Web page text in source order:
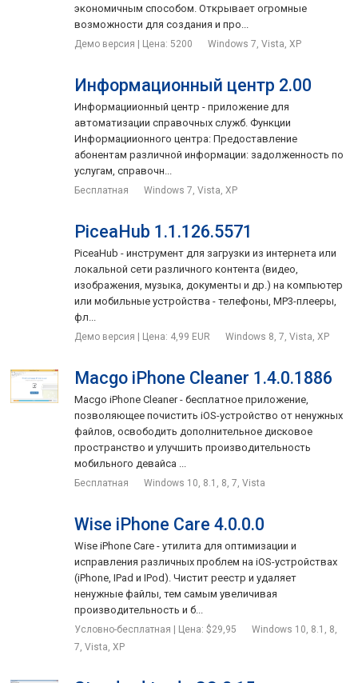
экономичным способом. Открывает огромные
возможности для создания и про...
Демо версия | Цена: 5200 Windows 7, Vista, XP
Информационный центр 2.00
Информациионный центр - приложение для
автоматизации справочных служб. Функции
Информациионного центра: Предоставление
абонентам различной информации: задолженность по
услугам, справочн...
Бесплатная Windows 7, Vista, XP
PiceaHub 1.1.126.5571
PiceaHub - инструмент для загрузки из интернета или
локальной сети различного контента (видео,
изображения, музыка, документы и др.) на компьютер
или мобильные устройства - телефоны, MP3-плееры,
фл...
Демо версия | Цена: 4,99 EUR Windows 8, 7, Vista, XP
Macgo iPhone Cleaner 1.4.0.1886
Macgo iPhone Cleaner - бесплатное приложение,
позволяющее почистить iOS-устройство от ненужных
файлов, освободить дополнительное дисковое
пространство и улучшить производительность
мобильного девайса ...
Бесплатная Windows 10, 8.1, 8, 7, Vista
Wise iPhone Care 4.0.0.0
Wise iPhone Care - утилита для оптимизации и
исправления различных проблем на iOS-устройствах
(iPhone, IPad и IPod). Чистит реестр и удаляет
ненужные файлы, тем самым увеличивая
производительность и б...
Условно-бесплатная | Цена: $29,95
Windows 10, 8.1, 8,
7, Vista, XP